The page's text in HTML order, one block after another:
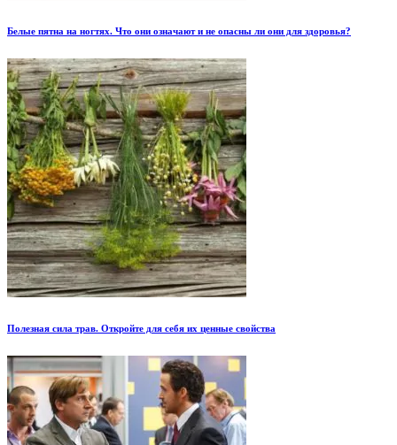
Белые пятна на ногтях. Что они означают и не опасны ли они для здоровья?
Полезная сила трав. Откройте для себя их ценные свойства